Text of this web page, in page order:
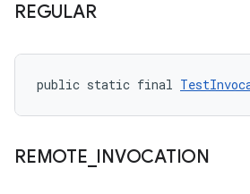
REGULAR
public static final
REMOTE INVOCATION